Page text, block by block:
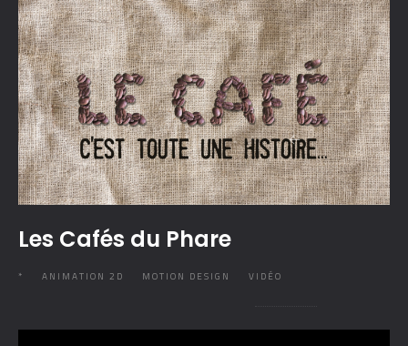
Les Cafés du Phare
* ANIMATION 2D MOTION DESIGN VIDÉO